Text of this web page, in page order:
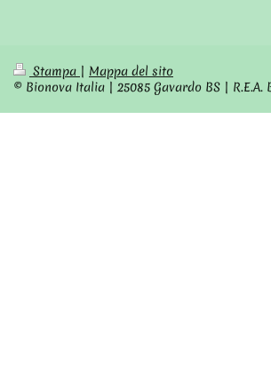
Stampa | Mappa del sito
© Bionova Italia | 25085 Gavardo BS | R.E.A.